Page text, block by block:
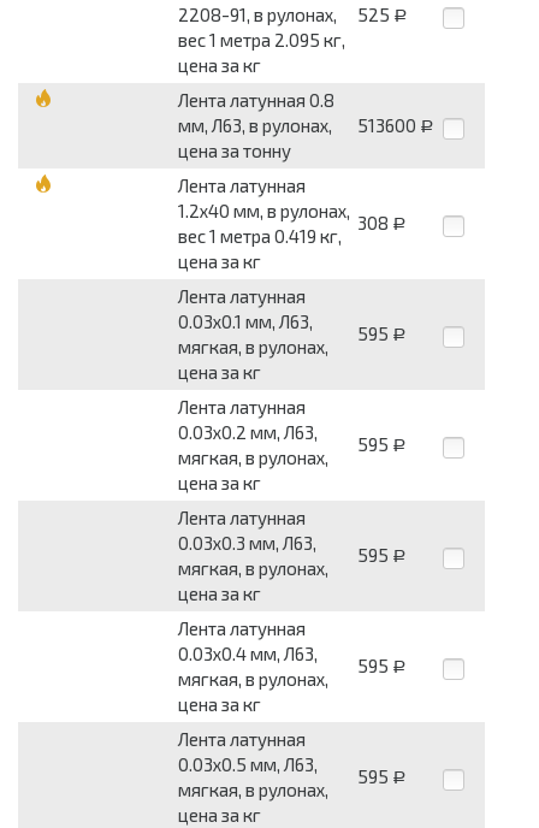
2208-91, в рулонах,
вес 1 метра 2.095 кг,
цена за кг
525 Р
Лента латунная 0.8
мм, Л63, в рулонах,
цена за тонну
513600 Р
Лента латунная
1.2x40 мм, в рулонах,
вес 1 метра 0.419 кг,
цена за кг
308 Р
Лента латунная
0.03x0.1 мм, Л63,
мягкая, в рулонах,
цена за кг
595 Р
Лента латунная
0.03x0.2 мм, Л63,
мягкая, в рулонах,
цена за кг
595 Р
Лента латунная
0.03x0.3 мм, Л63,
мягкая, в рулонах,
цена за кг
595 Р
Лента латунная
0.03x0.4 мм, Л63,
мягкая, в рулонах,
цена за кг
595 Р
Лента латунная
0.03x0.5 мм, Л63,
мягкая, в рулонах,
цена за кг
595 Р